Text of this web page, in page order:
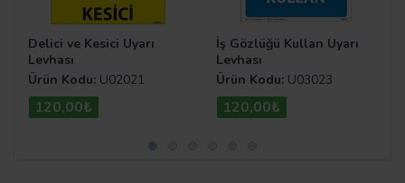
Delici ve Kesici Uyarı
Levhası
Ürün Kodu: U02021
120,00₺
İş Gözlüğü Kullan Uyarı
Levhası
Ürün Kodu: U03023
120,00₺